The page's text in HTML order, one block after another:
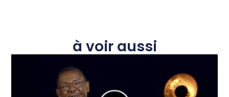
à voir aussi